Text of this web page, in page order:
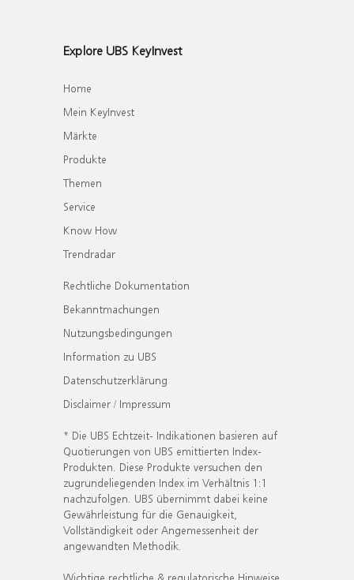
Explore UBS KeyInvest
Home
Mein KeyInvest
Märkte
Produkte
Themen
Service
Know How
Trendradar
Rechtliche Dokumentation
Bekanntmachungen
Nutzungsbedingungen
Information zu UBS
Datenschutzerklärung
Disclaimer / Impressum
* Die UBS Echtzeit- Indikationen basieren auf
Quotierungen von UBS emittierten Index-
Produkten. Diese Produkte versuchen den
zugrundeliegenden Index im Verhältnis 1:1
nachzufolgen. UBS übernimmt dabei keine
Gewährleistung für die Genauigkeit,
Vollständigkeit oder Angemessenheit der
angewandten Methodik.